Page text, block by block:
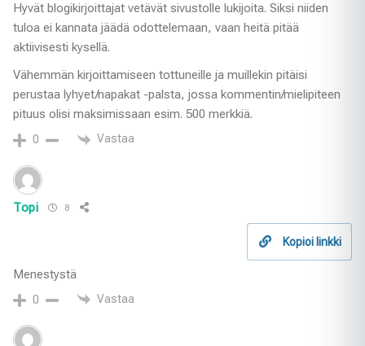
Hyvät blogikirjoittajat vetävät sivustolle lukijoita. Siksi niiden
tuloa ei kannata jäädä odottelemaan, vaan heitä pitää
aktiivisesti kysellä.
Vähemmän kirjoittamiseen tottuneille ja muillekin pitäisi
perustaa lyhyet/napakat -palsta, jossa kommentin/mielipiteen
pituus olisi maksimissaan esim. 500 merkkiä.
0 Vastaa
Topi 8
Kopioi linkki
Menestystä
0 Vastaa